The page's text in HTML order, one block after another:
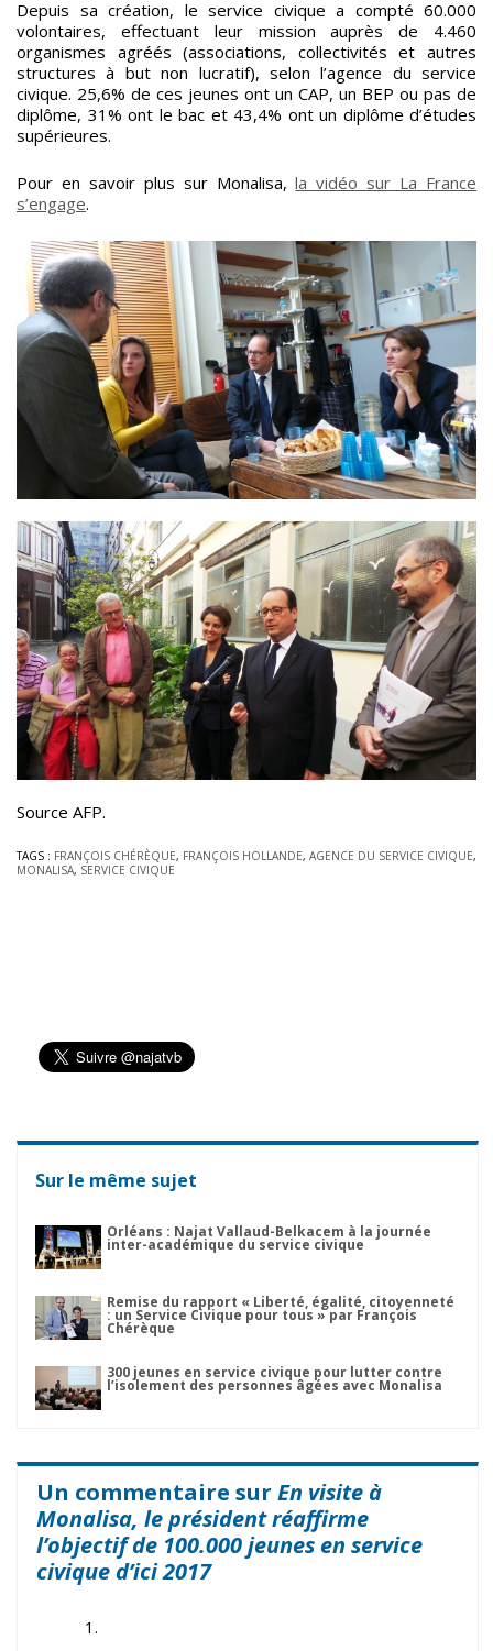
Depuis sa création, le service civique a compté 60.000
volontaires, effectuant leur mission auprès de 4.460
organismes agréés (associations, collectivités et autres
structures à but non lucratif), selon l’agence du service
civique. 25,6% de ces jeunes ont un CAP, un BEP ou pas de
diplôme, 31% ont le bac et 43,4% ont un diplôme d’études
supérieures.
Pour en savoir plus sur Monalisa,la vidéo sur La France
s’engage.
Source AFP.
TAGS : FRANÇOIS CHÉRÈQUE, FRANÇOIS HOLLANDE, AGENCE DU SERVICE CIVIQUE,
MONALISA, SERVICE CIVIQUE
Sur le même sujet
Orléans : Najat Vallaud-Belkacem à la journée
inter-académique du service civique
Remise du rapport « Liberté, égalité, citoyenneté
: un Service Civique pour tous » par François
Chérèque
300 jeunes en service civique pour lutter contre
l’isolement des personnes âgées avec Monalisa
Un commentaire sur En visite à
Monalisa, le président réaffirme
l’objectif de 100.000 jeunes en service
civique d’ici 2017